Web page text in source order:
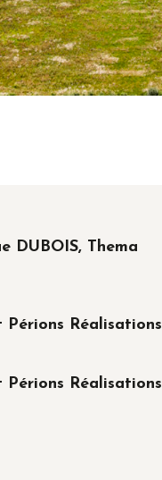
DUBOIS, Thema
Réalisations
Réalisations